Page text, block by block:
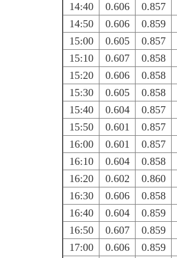
14:40
0.606 0.857
14:50
0.606 0.859
15:00
0.605 0.857
15:10
0.607 0.858
15:20
0.606 0.858
15:30
0.605 0.858
15:40
0.604 0.857
15:50
0.601 0.857
16:00
0.601 0.857
16:10
0.604 0.858
16:20
0.602 0.860
16:30
0.606 0.858
16:40
0.604 0.859
16:50
0.607 0.859
17:00
0.606 0.859